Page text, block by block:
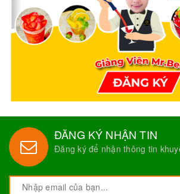
ĐĂNG KÝ NHẬN TIN
Đăng ký để nhận thông tin